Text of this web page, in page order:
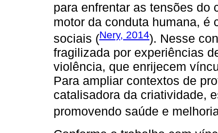
para enfrentar as tensões do
motor da conduta humana, é
sociais (Nery, 2014). Nesse
fragilizada por experiências
violência, que enrijecem
Para ampliar contextos de
catalisadora da criatividade,
promovendo saúde e